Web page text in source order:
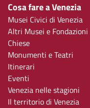
Cosa fare a Venezia
Musei Civici di Venezia
Altri Musei e Fondazioni
Chiese
Monumenti e Teatri
Itinerari
Eventi
Venezia nelle stagioni
Il territorio di Venezia